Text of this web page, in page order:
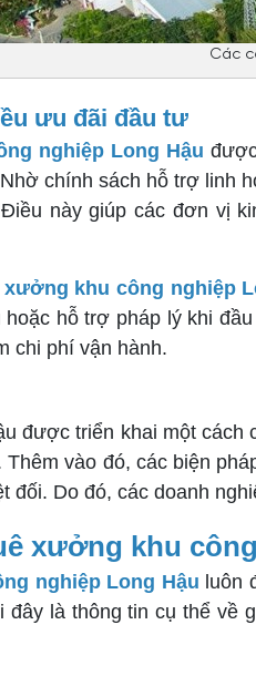
Các
ưu đãi đầu tư
nghiệp Long Hậu
chính sách hỗ trợ linh
này giúp các đơn vị
khu công nghiệp
hoặc hỗ trợ pháp lý khi
chi phí vận hành.
được triển khai một
Thêm vào đó, các biện
đối. Do đó, các doanh
xưởng khu
nghiệp Long Hậu luôn
là thông tin cụ thể về